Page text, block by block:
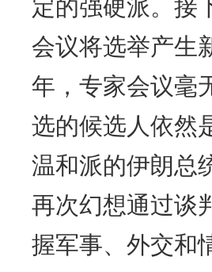
定的强硬派。接
会议将选举产生
年，专家会议毫
选的候选人依然
温和派的伊朗总
再次幻想通过谈
握军事、外交和